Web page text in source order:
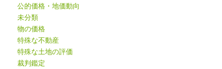
公的価格・地価動向
未分類
物の価格
特殊な不動産
特殊な土地の評価
裁判鑑定